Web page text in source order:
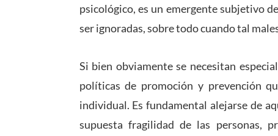
psicológico, es un emergente subjetivo
ser ignoradas, sobre todo cuando tal
Si bien obviamente se necesitan
políticas de promoción y prevención
individual. Es fundamental alejarse de
supuesta fragilidad de las personas,